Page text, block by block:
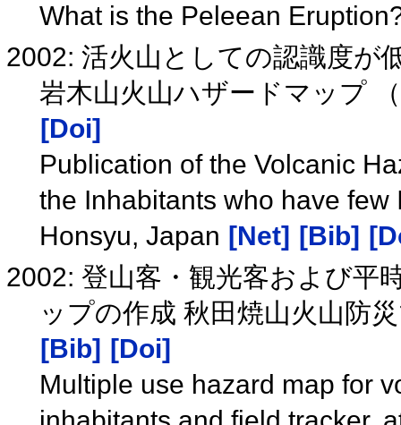
What is the Peleean
2002: 活火山としての認識度が
岩木山火山ハザードマップ
[Doi]
Publication of the Volcanic
the Inhabitants who have
Honsyu, Japan [Net] [Bib]
2002: 登山客・観光客および平
ップの作成 秋田焼山火山防
[Bib]
[Doi]
Multiple use hazard map for